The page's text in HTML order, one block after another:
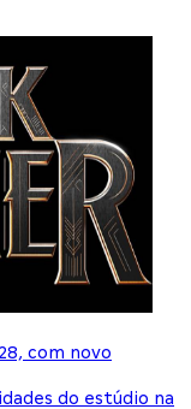
com novo
do estúdio na